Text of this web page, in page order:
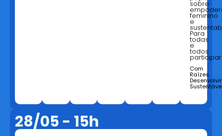
sobre
feminino
e
Para
todas
e
todos
Com
Raízes
28/05 - 15h